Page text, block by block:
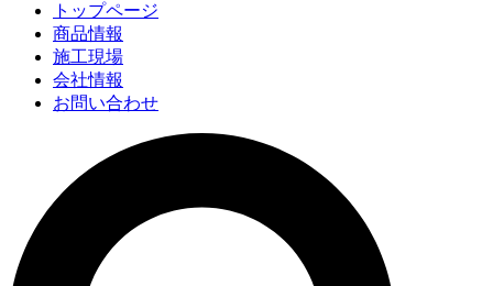
トップページ
商品情報
施工現場
会社情報
お問い合わせ